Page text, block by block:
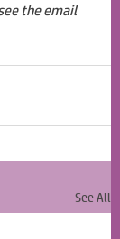
the email
See All